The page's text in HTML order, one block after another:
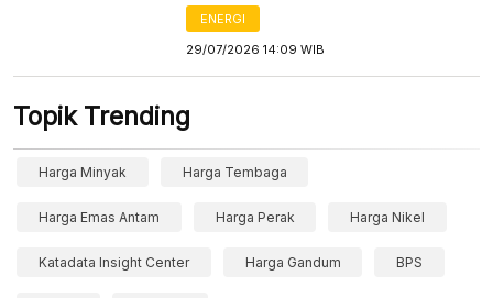
ENERGI
29/07/2026 14:09 WIB
Topik Trending
Harga Minyak Harga Tembaga
Harga Emas Antam Harga Perak Harga Nikel
Katadata Insight Center Harga Gandum BPS